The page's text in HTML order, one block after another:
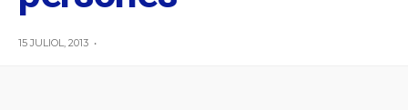
15 JULIOL, 2013 •